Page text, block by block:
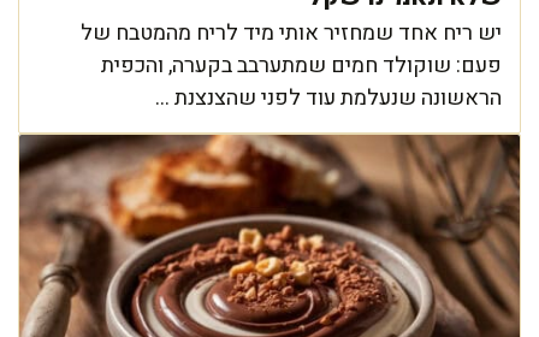
יש ריח אחד שמחזיר אותי מיד לריח מהמטבח של
פעם: שוקולד חמים שמתערבב בקערה, והכפית
הראשונה שנעלמת עוד לפני שהצנצנת ...